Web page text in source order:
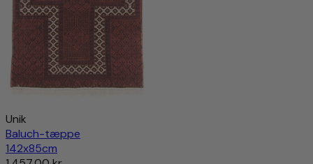
Unik
Baluch-tæppe
142x85cm